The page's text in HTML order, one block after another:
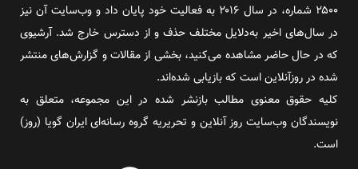
۲۵۰۰ شماره، در سال ۲۰۱۶ به فعالیت خود پایان داد و وب‌سایت آن نیز
در سال‌های اخیر به‌دلایل مختلف حذف و از دسترس خارج شد. آرشیوی
که در حال حاضر مشاهده می‌کنید، بخشی از مقالات و گزارش‌های منتشر
شده در روزآنلاین است که بازیابی شده‌اند.
کلیه حقوق معنوی مطالب بازنشر شده در این مجموعه، متعلق به
نویسندگان وب‌سایت روز آنلاین و تحریریه گروه رسانه‌ای ایران گویا (روز)
است.